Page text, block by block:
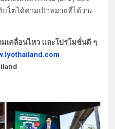
โตได้ตามเป้าหมายที่ได้วาง
อนไหว และโปรโมชั่นดี ๆ